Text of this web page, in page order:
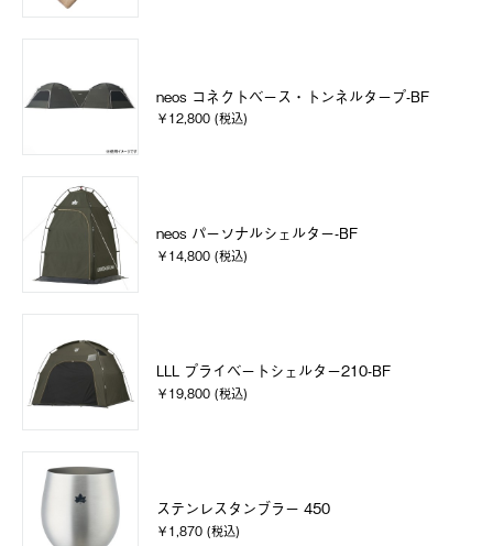
neos コネクトベース・トンネルタープ-BF
￥12,800 (税込)
neos パーソナルシェルター-BF
￥14,800 (税込)
LLL プライベートシェルター210-BF
￥19,800 (税込)
ステンレスタンブラー 450
￥1,870 (税込)